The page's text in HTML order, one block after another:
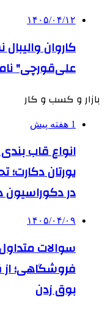
۱۴۰۵/۰۴/۱۲
کاروان
علی‌قورچی"
بازار و کسب و کار
1 هفته پیش
انواع قاب
یورتان
در دکوراسیون
۱۴۰۵/۰۴/۰۹
سوالات
فروشگاهی؛
بوق زدن